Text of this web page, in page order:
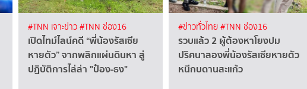
#TNN เจาะข่าว#TNN ช่อง16
เปิดไทม์ไลน์คดี “พี่น้องรัสเซีย
หายตัว” จากพลิกแผ่นดินหา สู่
ปฏิบัติการไล่ล่า "ป๋อง-ธง"
#ข่าวทั่วไทย#TNN ช่อง16
รวบแล้ว 2 ผู้ต้องหาโยงปม
ปริศนาสองพี่น้องรัสเซียหายตัว
หนีกบดานสะแก้ว